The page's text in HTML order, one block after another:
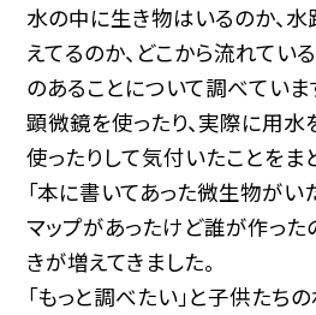
水の中に生き物はいるのか、
えてるのか、どこから流れてい
のあることについて調べていま
顕微鏡を使ったり、実際に用水
使ったりして気付いたことをま
「本に書いてあった微生物がい
マップがあったけど誰が作った
きが増えてきました。
「もっと調べたい」と子供たち